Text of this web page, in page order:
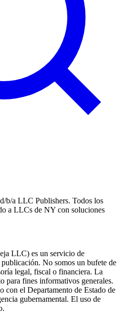
b/a LLC Publishers. Todos los
a LLCs de NY con soluciones
LLC) es un servicio de
No somos un bufete de
legal, fiscal o financiera. La
para fines informativos generales.
con el Departamento de Estado de
gubernamental. El uso de